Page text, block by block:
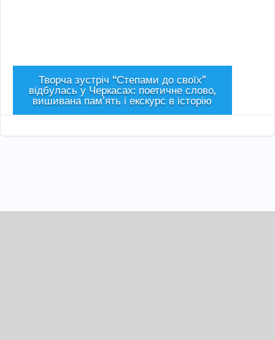
Творча зустріч “Степами до своїх”
відбулась у Черкасах: поетичне слово,
вишивана пам’ять і екскурс в історію